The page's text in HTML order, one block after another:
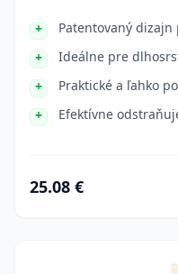
Patentovaný
Ideálne pre
Praktické a ľahko
Efektívne
25.08 €